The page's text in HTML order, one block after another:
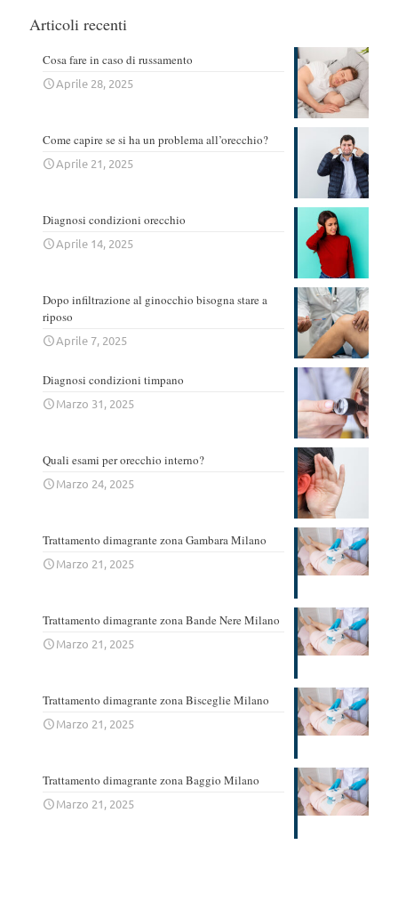
Articoli recenti
Cosa fare in caso di russamento
Aprile 28, 2025
Come capire se si ha un problema all’orecchio?
Aprile 21, 2025
Diagnosi condizioni orecchio
Aprile 14, 2025
Dopo infiltrazione al ginocchio bisogna stare a
riposo
Aprile 7, 2025
Diagnosi condizioni timpano
Marzo 31, 2025
Quali esami per orecchio interno?
Marzo 24, 2025
Trattamento dimagrante zona Gambara Milano
Marzo 21, 2025
Trattamento dimagrante zona Bande Nere Milano
Marzo 21, 2025
Trattamento dimagrante zona Bisceglie Milano
Marzo 21, 2025
Trattamento dimagrante zona Baggio Milano
Marzo 21, 2025